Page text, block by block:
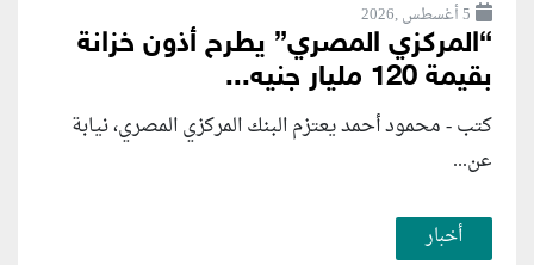
5 أغسطس ,2026
“المركزي المصري” يطرح أذون خزانة
بقيمة 120 مليار جنيه...
كتب - محمود أحمد يعتزم البنك المركزي المصري، نيابة
عن...
أخبار